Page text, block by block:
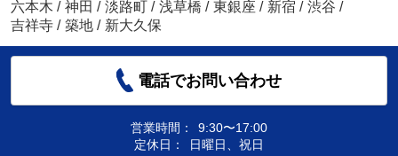
六本木 / 神田 / 淡路町 / 浅草橋 / 東銀座 / 新宿 / 渋谷 /
吉祥寺 / 築地 / 新大久保
電話でお問い合わせ
営業時間：
9:30〜17:00
定休日：
日曜日、祝日